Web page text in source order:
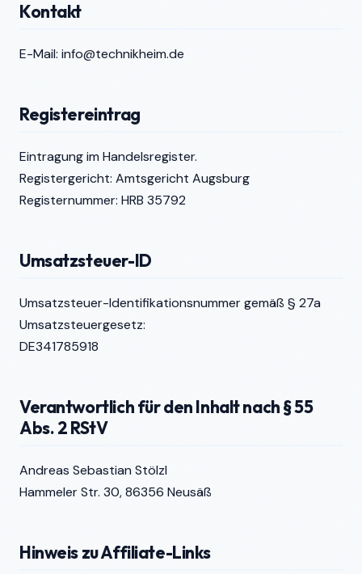
Kontakt
E-Mail: info@technikheim.de
Registereintrag
Eintragung im Handelsregister.
Registergericht: Amtsgericht Augsburg
Registernummer: HRB 35792
Umsatzsteuer-ID
Umsatzsteuer-Identifikationsnummer gemäß § 27a
Umsatzsteuergesetz:
DE341785918
Verantwortlich für den Inhalt nach § 55
Abs. 2 RStV
Andreas Sebastian Stölzl
Hammeler Str. 30, 86356 Neusäß
Hinweis zu Affiliate-Links